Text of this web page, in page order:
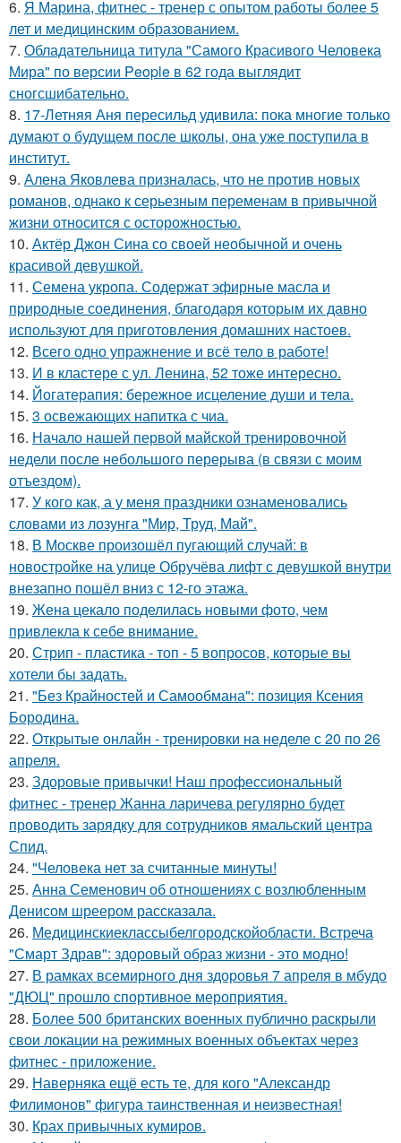
6. Я Марина, фитнес - тренер с опытом работы более 5
лет и медицинским образованием.
7. Обладательница титула "Самого Красивого Человека
Мира" по версии People в 62 года выглядит
сногсшибательно.
8. 17-Летняя Аня пересильд удивила: пока многие только
думают о будущем после школы, она уже поступила в
институт.
9. Алена Яковлева призналась, что не против новых
романов, однако к серьезным переменам в привычной
жизни относится с осторожностью.
10. Актёр Джон Сина со своей необычной и очень
красивой девушкой.
11. Семена укропа. Содержат эфирные масла и
природные соединения, благодаря которым их давно
используют для приготовления домашних настоев.
12. Всего одно упражнение и всё тело в работе!
13. И в кластере с ул. Ленина, 52 тоже интересно.
14. Йогатерапия: бережное исцеление души и тела.
15. 3 освежающих напитка с чиа.
16. Начало нашей первой майской тренировочной
недели после небольшого перерыва (в связи с моим
отъездом).
17. У кого как, а у меня праздники ознаменовались
словами из лозунга "Мир, Труд, Май".
18. В Москве произошёл пугающий случай: в
новостройке на улице Обручёва лифт с девушкой внутри
внезапно пошёл вниз с 12-го этажа.
19. Жена цекало поделилась новыми фото, чем
привлекла к себе внимание.
20. Стрип - пластика - топ - 5 вопросов, которые вы
хотели бы задать.
21. "Без Крайностей и Самообмана": позиция Ксения
Бородина.
22. Открытые онлайн - тренировки на неделе с 20 по 26
апреля.
23. Здоровые привычки! Наш профессиональный
фитнес - тренер Жанна ларичева регулярно будет
проводить зарядку для сотрудников ямальский центра
Спид.
24. "Человека нет за считанные минуты!
25. Анна Семенович об отношениях с возлюбленным
Денисом шреером рассказала.
26. Медицинскиеклассыбелгородскойобласти. Встреча
"Смарт Здрав": здоровый образ жизни - это модно!
27. В рамках всемирного дня здоровья 7 апреля в мбудо
"ДЮЦ" прошло спортивное мероприятия.
28. Более 500 британских военных публично раскрыли
свои локации на режимных военных объектах через
фитнес - приложение.
29. Наверняка ещё есть те, для кого "Александр
Филимонов" фигура таинственная и неизвестная!
30. Крах привычных кумиров.